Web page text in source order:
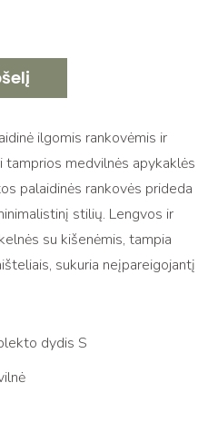
ilgomis rankovėmis ir
tamprios medvilnės apykaklės
palaidinės rankovės prideda
stilių. Lengvos ir
su kišenėmis, tampia
sukuria neįpareigojantį
dydis S